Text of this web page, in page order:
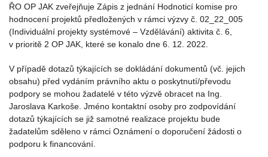
ŘO OP JAK zveřejňuje Zápis z jednání Hodnoticí komise pro
hodnocení projektů předložených v rámci výzvy č. 02_22_005
(Individuální projekty systémové – Vzdělávání) aktivita č. 6,
v prioritě 2 OP JAK, které se konalo dne 6. 12. 2022.
V případě dotazů týkajících se dokládání dokumentů (vč. jejich
obsahu) před vydáním právního aktu o poskytnutí/převodu
podpory se mohou žadatelé v této výzvě obracet na Ing.
Jaroslava Karkoše. Jméno kontaktní osoby pro zodpovídání
dotazů týkajících se již samotné realizace projektu bude
žadatelům sděleno v rámci Oznámení o doporučení žádosti o
podporu k financování.